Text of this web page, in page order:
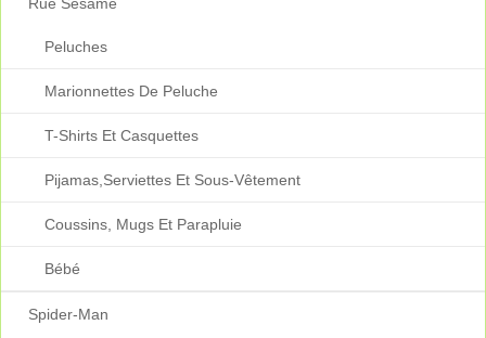
Rue Sésame
Peluches
Marionnettes De Peluche
T-Shirts Et Casquettes
Pijamas,serviettes Et Sous-Vêtement
Coussins, Mugs Et Parapluie
Bébé
Spider-Man